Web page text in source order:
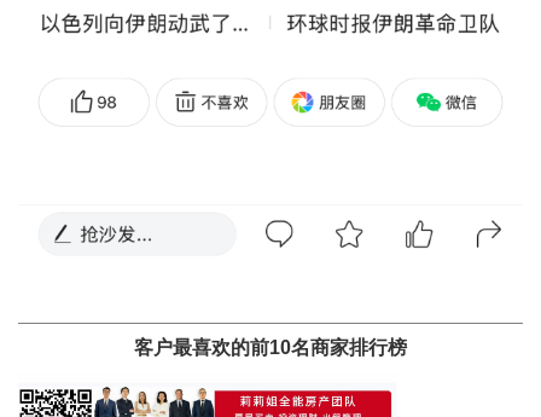
客户最喜欢的前10名商家排行榜